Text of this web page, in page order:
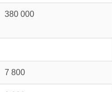
380 000
7 800